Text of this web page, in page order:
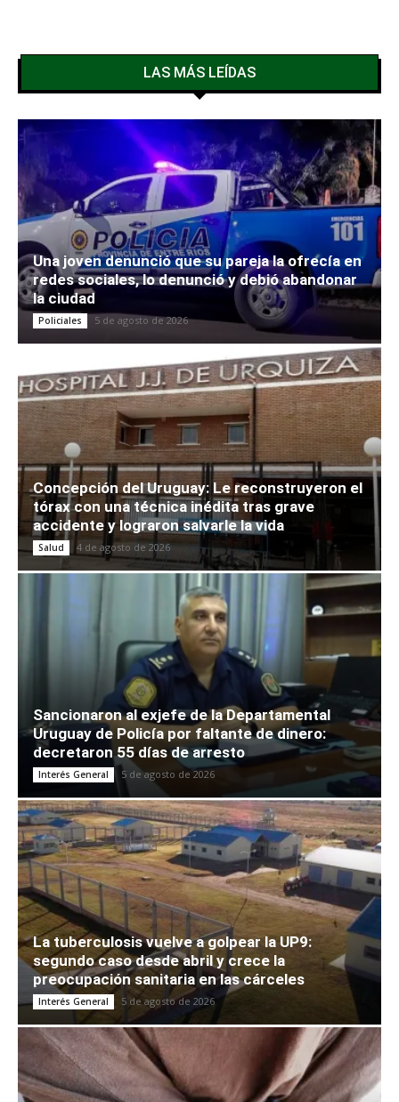
LAS MÁS LEÍDAS
Una joven denunció que su pareja la ofrecía en
redes sociales, lo denunció y debió abandonar
la ciudad
Policiales 5 de agosto de 2026
Concepción del Uruguay: Le reconstruyeron el
tórax con una técnica inédita tras grave
accidente y lograron salvarle la vida
Salud 4 de agosto de 2026
Sancionaron al exjefe de la Departamental
Uruguay de Policía por faltante de dinero:
decretaron 55 días de arresto
Interés General 5 de agosto de 2026
La tuberculosis vuelve a golpear la UP9:
segundo caso desde abril y crece la
preocupación sanitaria en las cárceles
Interés General 5 de agosto de 2026